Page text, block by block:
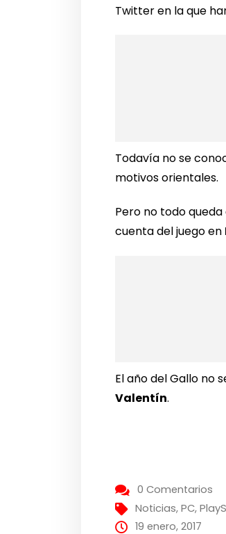
Twitter en la que
Todavía no se
motivos orientales.
Pero no todo
cuenta del juego en
El año del Gallo no
Valentín.
0 Comentarios
Noticias,PC,
19 enero, 2017